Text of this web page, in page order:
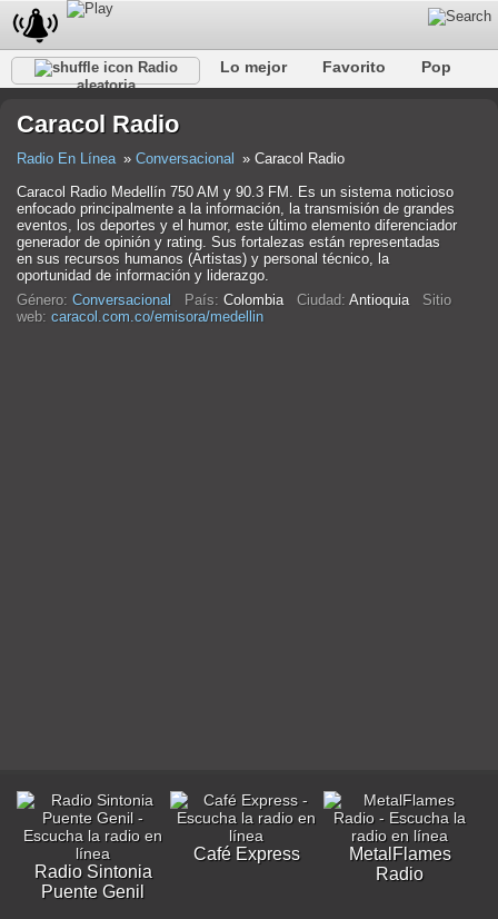
Radio
aleatoria
Lo mejor Favorito
Pop
Rap
Trans Falk
Caracol Radio
Radio En Línea Conversacional
Caracol Radio
Caracol Radio Medellín 750 AM y 90.3 FM. Es un sistema noticioso
enfocado principalmente a la información, la transmisión de grandes
eventos, los deportes y el humor, este último elemento diferenciador
generador de opinión y rating. Sus fortalezas están representadas
en sus recursos humanos (Artistas) y personal técnico, la
oportunidad de información y liderazgo.
Género: Conversacional País: Colombia Ciudad: Antioquia Sitio
web: caracol.com.co/emisora/medellin
Radio Sintonia
Puente Genil
Café Express
MetalFlames
Radio